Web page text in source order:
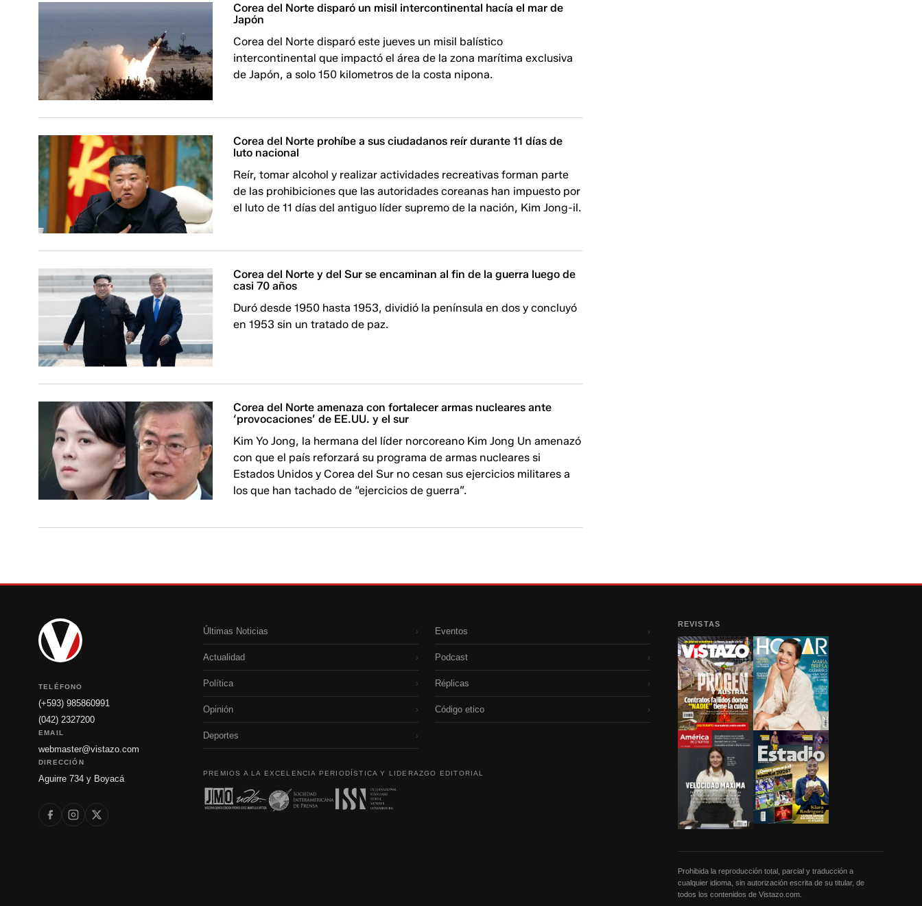
Corea del Norte disparó un misil intercontinental hacía el mar de
Japón
Corea del Norte disparó este jueves un misil balístico
intercontinental que impactó el área de la zona marítima exclusiva
de Japón, a solo 150 kilometros de la costa nipona.
Corea del Norte prohíbe a sus ciudadanos reír durante 11 días de
luto nacional
Reír, tomar alcohol y realizar actividades recreativas forman parte
de las prohibiciones que las autoridades coreanas han impuesto por
el luto de 11 días del antiguo líder supremo de la nación, Kim Jong-il.
Corea del Norte y del Sur se encaminan al fin de la guerra luego de
casi 70 años
Duró desde 1950 hasta 1953, dividió la península en dos y concluyó
en 1953 sin un tratado de paz.
Corea del Norte amenaza con fortalecer armas nucleares ante
‘provocaciones’ de EE.UU. y el sur
Kim Yo Jong, la hermana del líder norcoreano Kim Jong Un amenazó
con que el país reforzará su programa de armas nucleares si
Estados Unidos y Corea del Sur no cesan sus ejercicios militares a
los que han tachado de “ejercicios de guerra”.
TELÉFONO
(+593) 985860991
(042) 2327200
EMAIL
webmaster@vistazo.com
DIRECCIÓN
Aguirre 734 y Boyacá
Últimas Noticias ›
Actualidad ›
Política ›
Opinión ›
Deportes ›
Eventos ›
Podcast ›
Réplicas ›
Código etico ›
PREMIOS A LA EXCELENCIA PERIODÍSTICA Y LIDERAZGO EDITORIAL
REVISTAS
Prohibida la reproducción total, parcial y traducción a
cualquier idioma, sin autorización escrita de su titular, de
todos los contenidos de Vistazo.com.